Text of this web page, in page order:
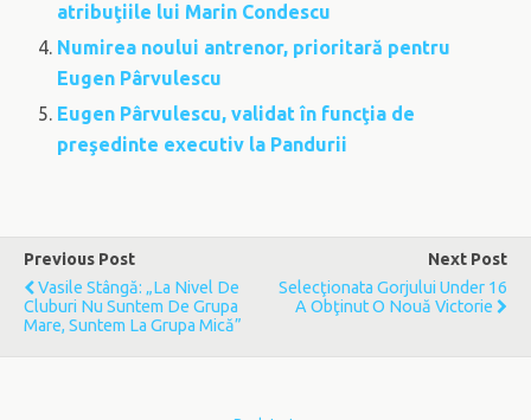
atribuţiile lui Marin Condescu
Numirea noului antrenor, prioritară pentru
Eugen Pârvulescu
Eugen Pârvulescu, validat în funcţia de
preşedinte executiv la Pandurii
Previous Post
Vasile Stângă: „La Nivel De
Cluburi Nu Suntem De Grupa
Mare, Suntem La Grupa Mică”
Next Post
Selecţionata Gorjului Under 16
A Obţinut O Nouă Victorie